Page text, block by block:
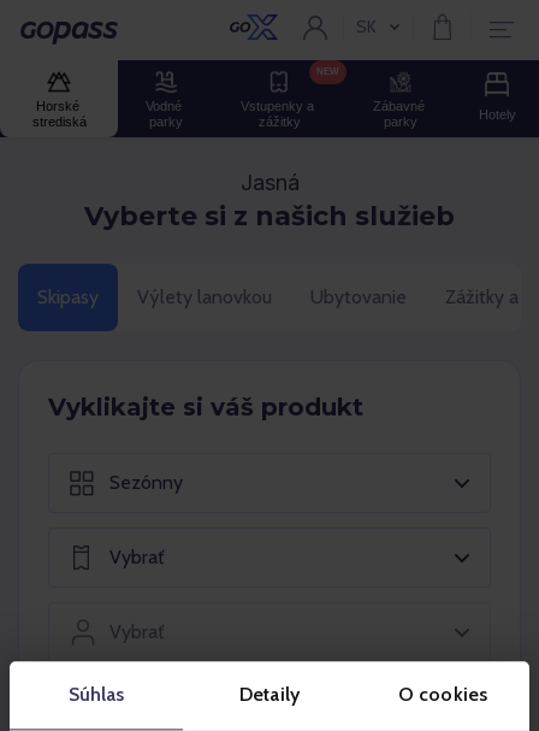
Súhlas Detaily O cookies
Gopass Aktuální jazyk:
SK
Horské
strediská
Vodné
parky
Vstupenky a
zážitky
NEW
Zábavné
parky
Hotely
Jasná
Vyberte si z našich služieb
Skipasy Výlety lanovkou Ubytovanie Zážitky a
Vyklikajte si váš produkt
Sezónny
Vybrať
Vybrať